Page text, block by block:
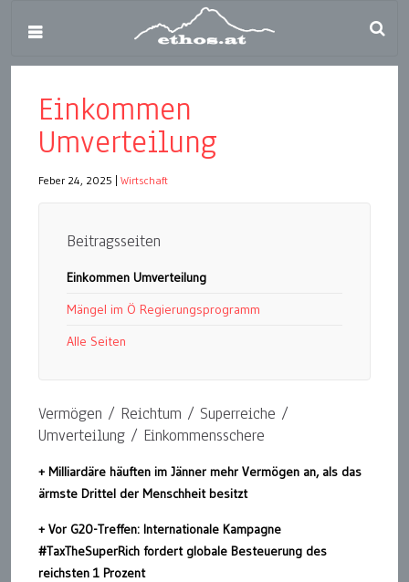
Einkommen
Umverteilung
Feber 24, 2025 Wirtschaft
Beitragsseiten
Einkommen Umverteilung
Mängel im Ö Regierungsprogramm
Alle Seiten
Vermögen / Reichtum / Superreiche /
Umverteilung / Einkommensschere
+ Milliardäre häuften im Jänner mehr Vermögen an, als das
ärmste Drittel der Menschheit besitzt
+ Vor G20-Treffen: Internationale Kampagne
#TaxTheSuperRich fordert globale Besteuerung des
reichsten 1 Prozent